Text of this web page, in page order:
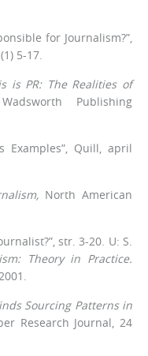
for Journalism?”,
5-17.
is PR: The Realities of
Publishing
Examples”, Quill, april
,North American
str. 3-20. U: S.
Theory in Practice.
Sourcing Patterns in
Research Journal, 24